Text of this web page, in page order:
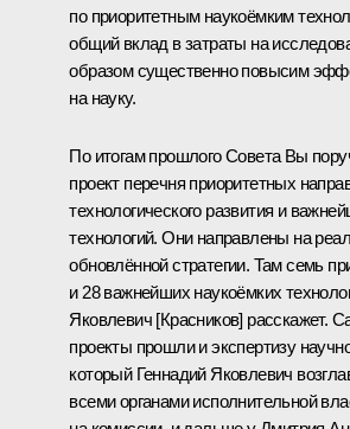
по приоритетным наукоёмким
общий вклад в затраты на
образом существенно повысим
на науку.
По итогам прошлого Совета Вы
проект перечня приоритетных
технологического развития и
технологий. Они направлены на
обновлённой стратегии. Там семь
и 28 важнейших наукоёмких
Яковлевич [Красников] расскажет.
проекты прошли и экспертизу
который Геннадий Яковлевич
всеми органами исполнительной